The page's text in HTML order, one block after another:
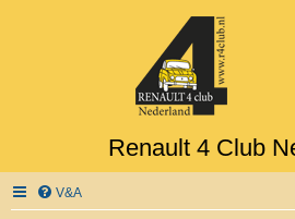
Renault 4 Club
V&A